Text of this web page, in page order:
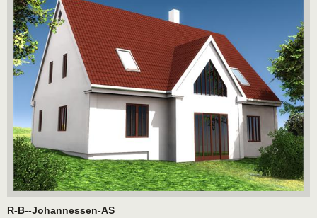
R-B--Johannessen-AS